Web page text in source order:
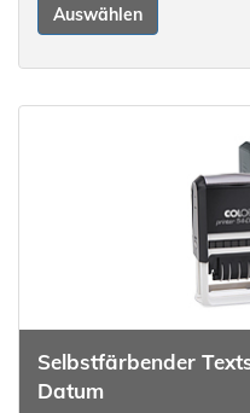
Auswählen
Selbstfärbender
Datum